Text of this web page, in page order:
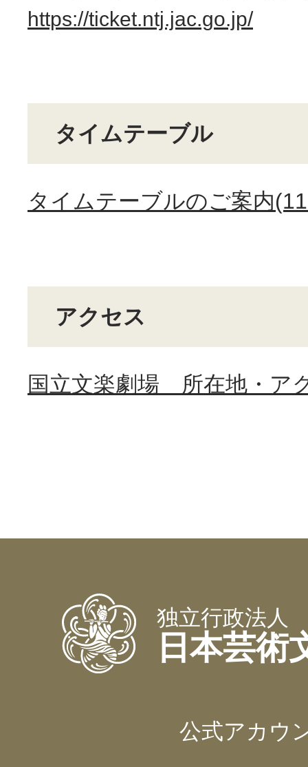
https://ticket.ntj.jac.go.jp/
タイムテーブル
タイムテーブルのご案内
アクセス
国立文楽劇場 所在地・ア
独立行政法人
日本芸術
公式アカウ